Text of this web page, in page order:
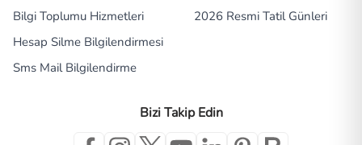
Bilgi Toplumu Hizmetleri
Hesap Silme Bilgilendirmesi
Sms Mail Bilgilendirme
2026 Resmi Tatil Günleri
Bizi Takip Edin